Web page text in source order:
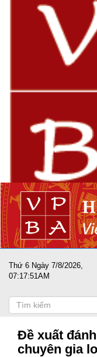
Thứ 6 Ngày 7/8/2026,
07:17:52AM
nước sát cánh cùng
Đề xuất
chuyên gia